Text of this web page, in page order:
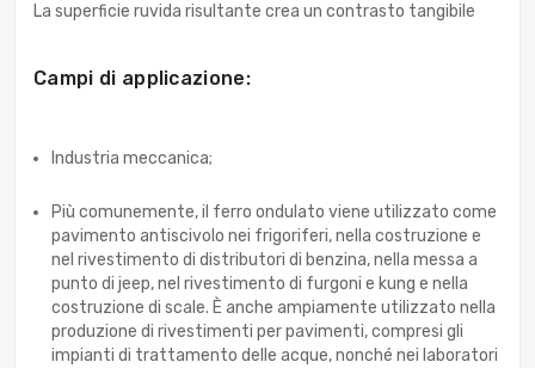
La superficie ruvida risultante crea un contrasto tangibile
Campi di applicazione:
Industria meccanica;
Più comunemente, il ferro ondulato viene utilizzato come
pavimento antiscivolo nei frigoriferi, nella costruzione e
nel rivestimento di distributori di benzina, nella messa a
punto di jeep, nel rivestimento di furgoni e kung e nella
costruzione di scale. È anche ampiamente utilizzato nella
produzione di rivestimenti per pavimenti, compresi gli
impianti di trattamento delle acque, nonché nei laboratori